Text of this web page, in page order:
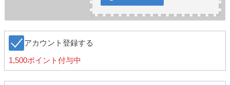
アカウント登録する
1,500ポイント付与中